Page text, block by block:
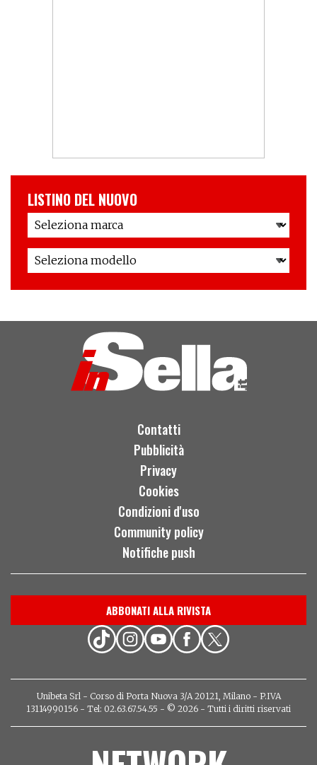
LISTINO DEL NUOVO
Contatti
Pubblicità
Privacy
Cookies
Condizioni d'uso
Community policy
Notifiche push
ABBONATI ALLA RIVISTA
Unibeta Srl - Corso di Porta Nuova 3/A 20121, Milano - P.IVA
13114990156 - Tel: 02.63.67.54.55 - © 2026 - Tutti i diritti riservati